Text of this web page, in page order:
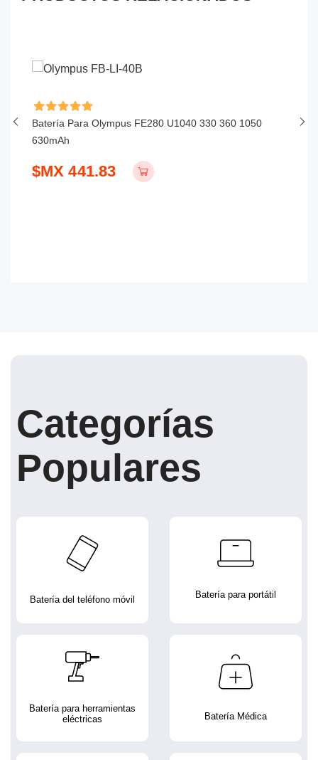
Batería Para Olympus FE280 U1040 330 360 1050
630mAh
$MX 441.83
Categorías
Populares
Batería del teléfono móvil Batería para portátil
Batería para herramientas
eléctricas
Batería Médica